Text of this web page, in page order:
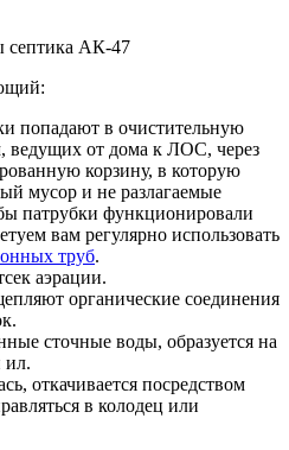
попадают в очистительную
ведущих от дома к ЛОС, через
корзину, в которую
мусор и не разлагаемые
патрубки функционировали
вам регулярно использовать
труб.
аэрации.
органические соединения
сточные воды, образуется на
ил.
откачивается посредством
в колодец или